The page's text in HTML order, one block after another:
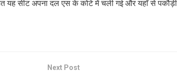
सीट अपना दल एस के कोटे में चली गई और यहाँ से
Next Post